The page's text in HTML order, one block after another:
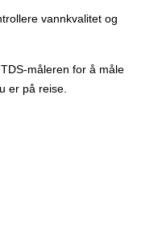
vannkvalitet og
måleren for å måle
er på reise.